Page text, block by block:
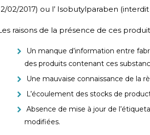
02/2017) ou l’ Isobutylparaben
raisons de la présence de ces
Un manque d’information entre
des produits contenant ces
Une mauvaise connaissance de la
L’écoulement des stocks de
Absence de mise à jour de
modifiées.